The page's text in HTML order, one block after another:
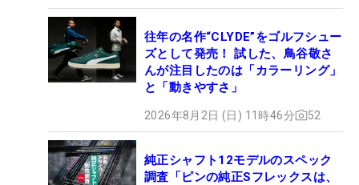
往年の名作“CLYDE”をゴルフシュー
ズとして発売！ 試した、鳥谷敬さ
んが注目したのは「カラーリング」
と「動きやすさ」
2026年8月2日 (日) 11時46分 52
純正シャフト12モデルのスペック
調査「ピンの純正Sフレックスは、